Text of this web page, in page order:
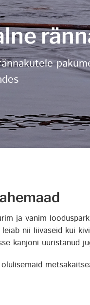
ja vanim
nii liivaseid kui
kanjoni uuristanud